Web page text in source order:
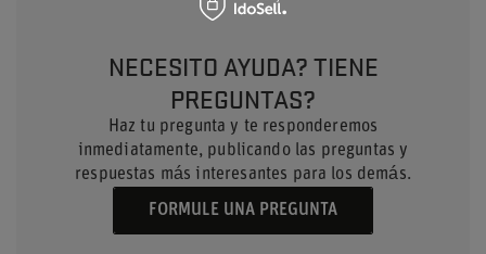
NECESITO AYUDA? TIENE
PREGUNTAS?
Haz tu pregunta y te responderemos
inmediatamente, publicando las preguntas y
respuestas más interesantes para los demás.
FORMULE UNA PREGUNTA